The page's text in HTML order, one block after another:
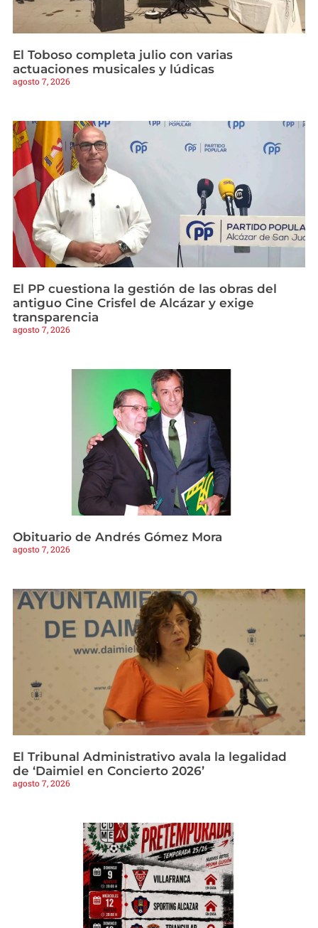
El Toboso completa julio con varias
actuaciones musicales y lúdicas
agosto 7, 2026
El PP cuestiona la gestión de las obras del
antiguo Cine Crisfel de Alcázar y exige
transparencia
agosto 7, 2026
Obituario de Andrés Gómez Mora
agosto 7, 2026
El Tribunal Administrativo avala la legalidad
de ‘Daimiel en Concierto 2026’
agosto 7, 2026